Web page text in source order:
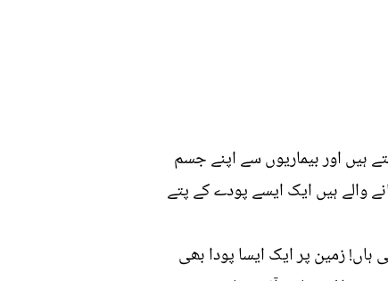
ہیں اور بیماریوں سے اپنے جسم
والے ہیں ایک ایسے پودے کے پتے
جی ہاں! زمین پر ایک ایسا پودا بھی